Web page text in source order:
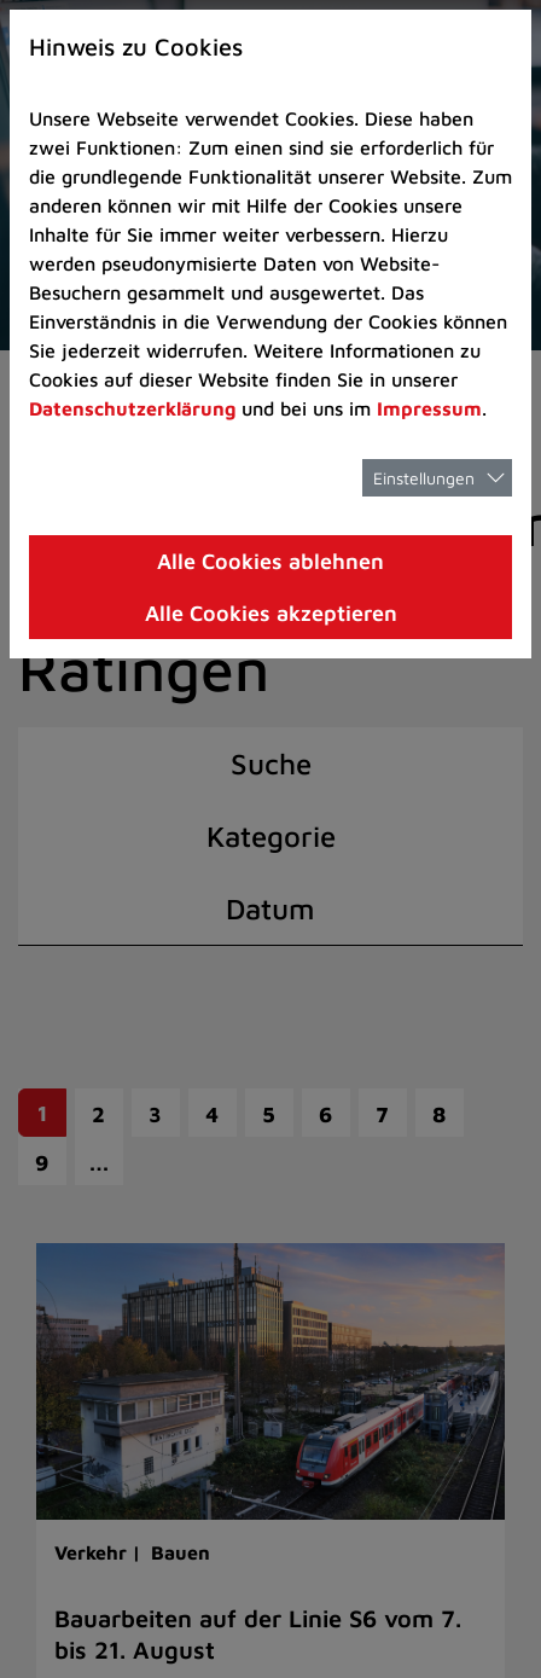
Zur
Startseite
Zum
Seitenanfang
springen
(Schnelltaste
A)
Zur
Navigation/Menü
springen
(Schnelltaste
M)
Zur
8)
I)
Aktuelles Pressemitteilungen
der Stadt
Ratingen
Suche
Kategorie
Datum
1 2 3 4 5 6 7
8
9
…
Verkehr | Bauen
Bauarbeiten auf der Linie S6 vom 7.
bis 21. August
Hinweis zu Cookies
Unsere Webseite verwendet Cookies. Diese haben
zwei Funktionen: Zum einen sind sie erforderlich für
die grundlegende Funktionalität unserer Website. Zum
anderen können wir mit Hilfe der Cookies unsere
Inhalte für Sie immer weiter verbessern. Hierzu
werden pseudonymisierte Daten von Website-
Besuchern gesammelt und ausgewertet. Das
Einverständnis in die Verwendung der Cookies können
Sie jederzeit widerrufen. Weitere Informationen zu
Cookies auf dieser Website finden Sie in unserer
Datenschutzerklärung und bei uns im Impressum.
Einstellungen
Alle Cookies ablehnen
Alle Cookies akzeptieren